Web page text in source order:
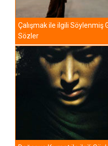
Çalışmak ile ilgili Söylenmiş
Sözler